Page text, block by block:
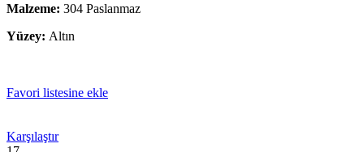
Malzeme: 304 Paslanmaz
Yüzey: Altın
Favori listesine ekle
Karşılaştır